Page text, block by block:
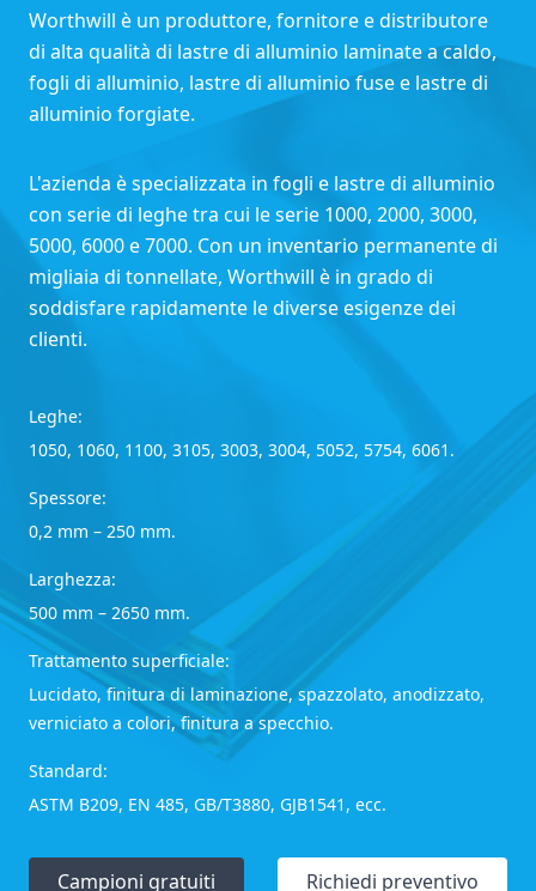
Worthwill è un produttore, fornitore e distributore
di alta qualità di lastre di alluminio laminate a caldo,
fogli di alluminio, lastre di alluminio fuse e lastre di
alluminio forgiate.
L'azienda è specializzata in fogli e lastre di alluminio
con serie di leghe tra cui le serie 1000, 2000, 3000,
5000, 6000 e 7000. Con un inventario permanente di
migliaia di tonnellate, Worthwill è in grado di
soddisfare rapidamente le diverse esigenze dei
clienti.
Leghe:
1050, 1060, 1100, 3105, 3003, 3004, 5052, 5754, 6061.
Spessore:
0,2 mm – 250 mm.
Larghezza:
500 mm – 2650 mm.
Trattamento superficiale:
Lucidato, finitura di laminazione, spazzolato, anodizzato,
verniciato a colori, finitura a specchio.
Standard:
ASTM B209, EN 485, GB/T3880, GJB1541, ecc.
Campioni gratuiti Richiedi preventivo